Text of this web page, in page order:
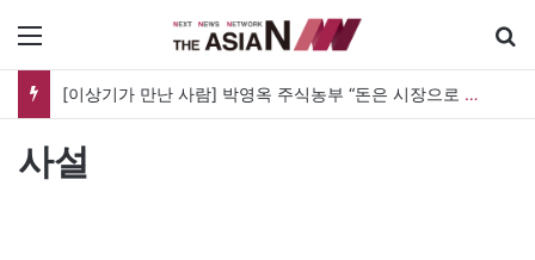
[이상기가 만난 사람] 박영옥 주식농부 “돈은 시장으로 갔지만, 투자는 사라지고 거래만 남았다”
사설